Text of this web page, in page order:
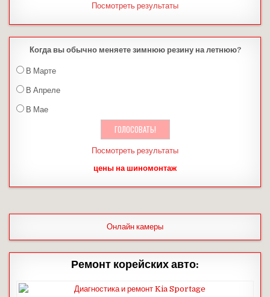
Посмотреть результаты
Когда вы обычно меняете зимнюю резину на летнюю?
В Марте
В Апреле
В Мае
Посмотреть результаты
цены на шиномонтаж
Онлайн камеры
Ремонт корейских авто: